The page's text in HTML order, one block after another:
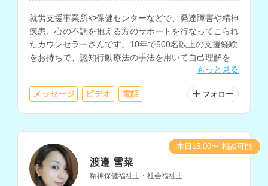
就労支援事業所や保健センターなどで、発達障害や精神
疾患、心の不調を抱える方のサポートを行なってこられ
たカウンセラーさんです。10年で500名以上の支援経験
をお持ちで、認知行動療法の手法を用いて自己理解を深
めるサポートやセルフケアに関する相談にも対応されて
います。
もっと見る
メッセージ ビデオ 電話 フォロー
渡邉 雪菜
精神保健福祉士・社会福祉士
本日15:00〜 相談可能